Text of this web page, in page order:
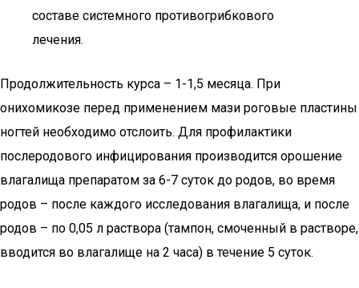
составе системного противогрибкового
лечения.
Продолжительность курса – 1-1,5 месяца. При
онихомикозе перед применением мази роговые пластины
ногтей необходимо отслоить. Для профилактики
послеродового инфицирования производится орошение
влагалища препаратом за 6-7 суток до родов, во время
родов – после каждого исследования влагалища, и после
родов – по 0,05 л раствора (тампон, смоченный в растворе,
вводится во влагалище на 2 часа) в течение 5 суток.